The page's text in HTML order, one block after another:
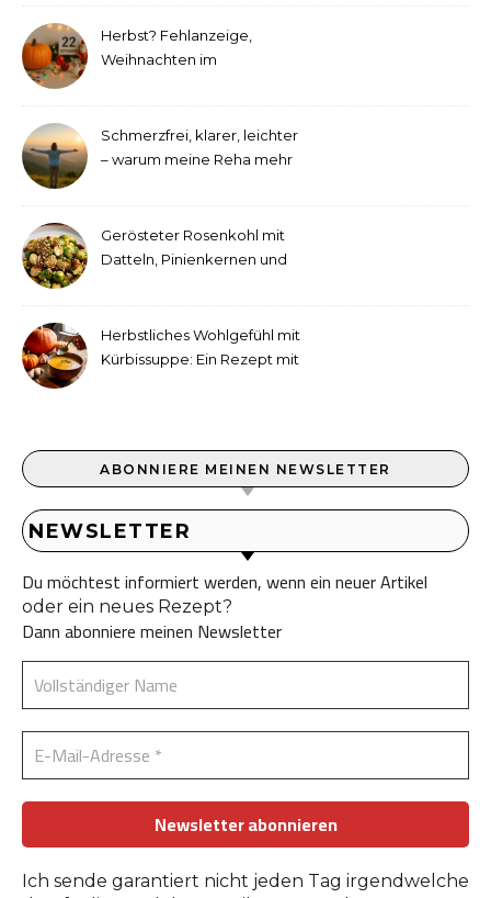
Herbst? Fehlanzeige,
Weihnachten im
Schmerzfrei, klarer, leichter
– warum meine Reha mehr
Gerösteter Rosenkohl mit
Datteln, Pinienkernen und
Herbstliches Wohlgefühl mit
Kürbissuppe: Ein Rezept mit
ABONNIERE MEINEN NEWSLETTER
NEWSLETTER
Du möchtest informiert werden, wenn ein neuer Artikel
oder ein neues Rezept?
Dann abonniere meinen Newsletter
Ich sende garantiert nicht jeden Tag irgendwelche